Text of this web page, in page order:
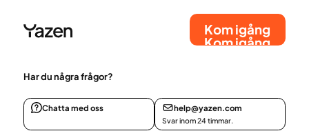
Kom igång
Kom igång
Har du några frågor?
Chatta med oss help@yazen.com
Svar inom 24 timmar.